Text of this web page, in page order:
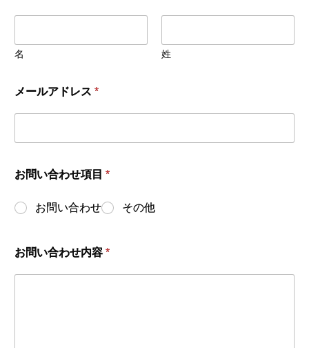
名 姓
メールアドレス *
お問い合わせ項目 *
お問い合わせ その他
お問い合わせ内容 *